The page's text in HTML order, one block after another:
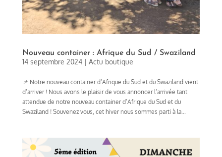
Nouveau container : Afrique du Sud / Swaziland
14 septembre 2024| Actu boutique
📌 Notre nouveau container d’Afrique du Sud et du Swaziland vient
d’arriver ! Nous avons le plaisir de vous annoncer l’arrivée tant
attendue de notre nouveau container d’Afrique du Sud et du
Swaziland ! Souvenez vous, cet hiver nous sommes parti à la...